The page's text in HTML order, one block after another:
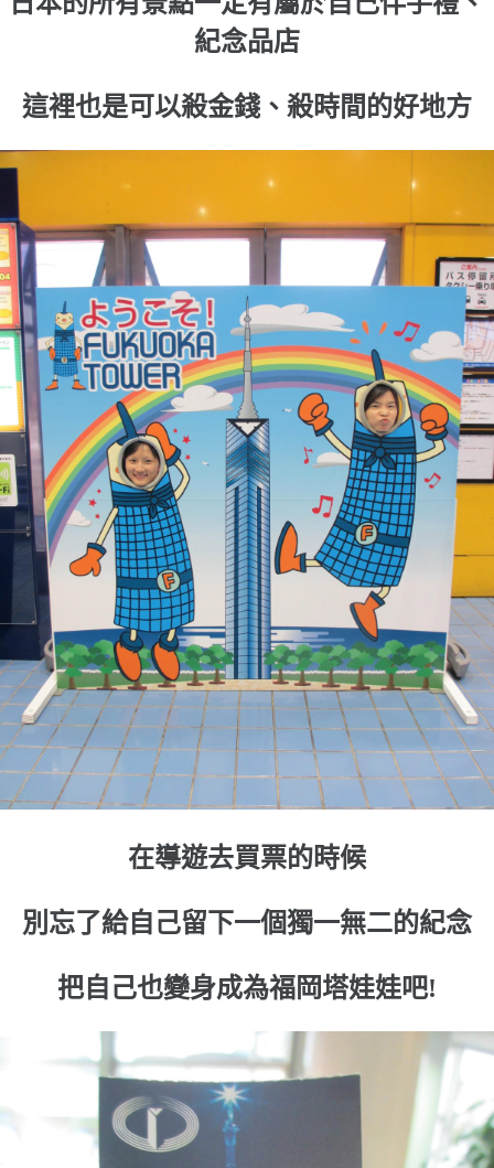
紀念品店
這裡也是可以殺金錢、殺時間的好地方
在導遊去買票的時候
別忘了給自己留下一個獨一無二的紀念
把自己也變身成為福岡塔娃娃吧!